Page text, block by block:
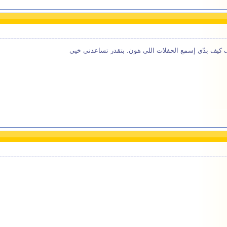
بدّي إسمع الحفلات اللي هون. بتقدر تساعدني خيي